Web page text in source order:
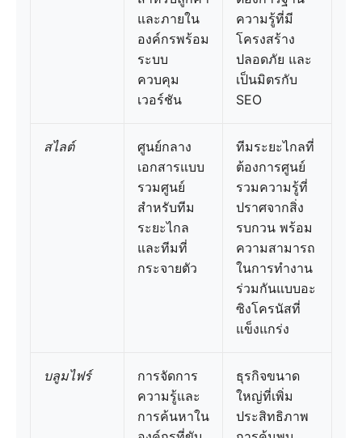
และภายใน
องค์กรพร้อม
ระบบ
ควบคุม
เวอร์ชัน
ความรู้ที่มี
โครงสร้าง
ปลอดภัย และ
เป็นมิตรกับ
SEO
สไลต์
ศูนย์กลาง
เอกสารแบบ
รวมศูนย์
สำหรับทีม
ระยะไกล
และทีมที่
กระจายตัว
ทีมระยะไกลที่
ต้องการศูนย์
รวมความรู้ที่
ปราศจากสิ่ง
รบกวน พร้อม
ความสามารถ
ในการทำงาน
ร่วมกันแบบอะ
ซิงโครนัสที่
แข็งแกร่ง
บลูมไฟร์
การจัดการ
ความรู้และ
การค้นหาใน
ธุรกิจขนาด
ใหญ่ที่เพิ่ม
ประสิทธิภาพ